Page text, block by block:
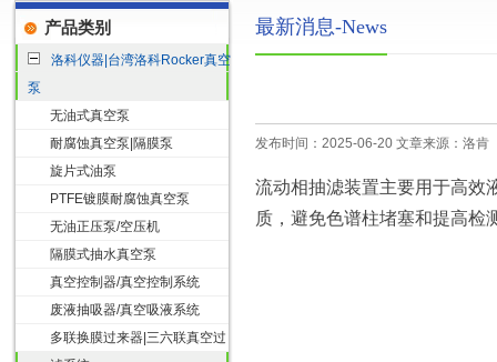
产品类别
洛科仪器|台湾洛科Rocker真空
泵
无油式真空泵
耐腐蚀真空泵|隔膜泵
旋片式油泵
PTFE镀膜耐腐蚀真空泵
无油正压泵/空压机
隔膜式抽水真空泵
真空控制器/真空控制系统
废液抽吸器/真空吸液系统
多联换膜过来器|三六联真空过
最新消息-News
发布时间：2025-06-20 文章来源：洛肯
流动相抽滤装置主要用于高效
质，避免色谱柱堵塞和提高检